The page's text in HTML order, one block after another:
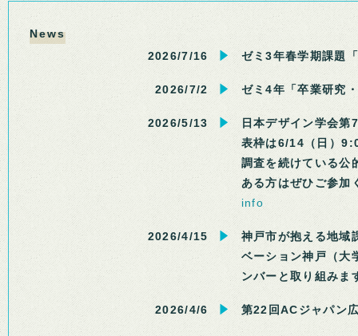
News
2026/7/16
ゼミ3年春学期課題
2026/7/2 ゼミ4年「卒業研究
2026/5/13
日本デザイン学会
表枠は6/14（日）
調査を続けている公
ある方はぜひご参
info
2026/4/15
神戸市が抱える地域
ベーション神戸（大
ンバーと取り組みま
2026/4/6 第22回ACジャパン